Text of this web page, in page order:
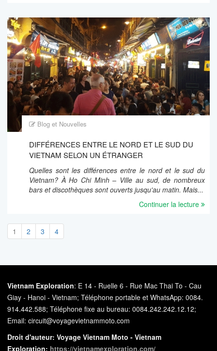
Blog et Nouvelles
DIFFÉRENCES ENTRE LE NORD ET LE SUD DU
VIETNAM SELON UN ÉTRANGER
Quelles sont les différences entre le nord et le sud du
Vietnam? À Ho Chi Minh – Ville au sud, de nombreux
bars et discothèques sont ouverts jusqu'au matin. Mais...
Continuer la lecture
1 2 3 4
Vietnam Exploration: E 14 - Ruelle 6 - Rue Mac Thai To - Cau
Giay - Hanoi - Vietnam; Téléphone portable et WhatsApp: 0084.
914.442.588; Téléphone fixe au bureau: 0084.242.242.12.12;
Email: circuit@voyagevietnammoto.com
Droit d'auteur: Voyage Vietnam Moto - Vietnam
Exploration: https://vietnamexploration.com/